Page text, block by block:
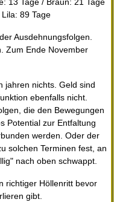
13 Tage / Braun: 21 Tage
89 Tage
Ausdehnungsfolgen.
Zum Ende November
jahren nichts. Geld sind
ebenfalls nicht.
die den Bewegungen
Potential zur Entfaltung
werden. Oder der
solchen Terminen fest, an
nach oben schwappt.
richtiger Höllenritt bevor
gibt.